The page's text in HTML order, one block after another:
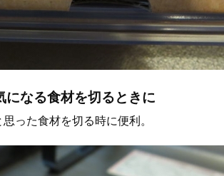
になる食材を切るときに
った食材を切る時に便利。